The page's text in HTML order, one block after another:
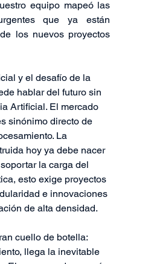
equipo mapeó las
que ya están
los nuevos proyectos
y el desafío de la
hablar del futuro sin
Artificial. El mercado
sinónimo directo de
La
hoy ya debe nacer
la carga del
esto exige proyectos
e innovaciones
de alta densidad.
cuello de botella:
llega la inevitable